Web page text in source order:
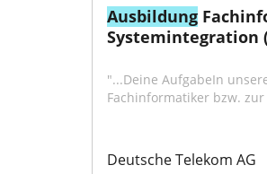
Ausbildung
Systemintegration
"...Deine AufgabeIn
Fachinformatiker bzw.
Deutsche Telekom AG